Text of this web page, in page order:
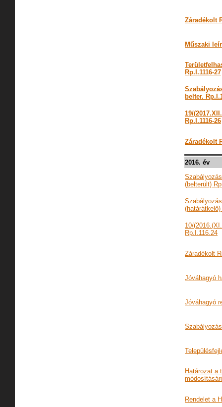
Záradékolt
Műszaki
Rp.I.1116-27
belter.
19/
Rp.I.1116-26
Záradékolt
2016. év
(belterült)
10/
Rp.I.116.24
Záradékolt
Jóváhagyó
Jóváhagyó
Határozat a
Rendelet a